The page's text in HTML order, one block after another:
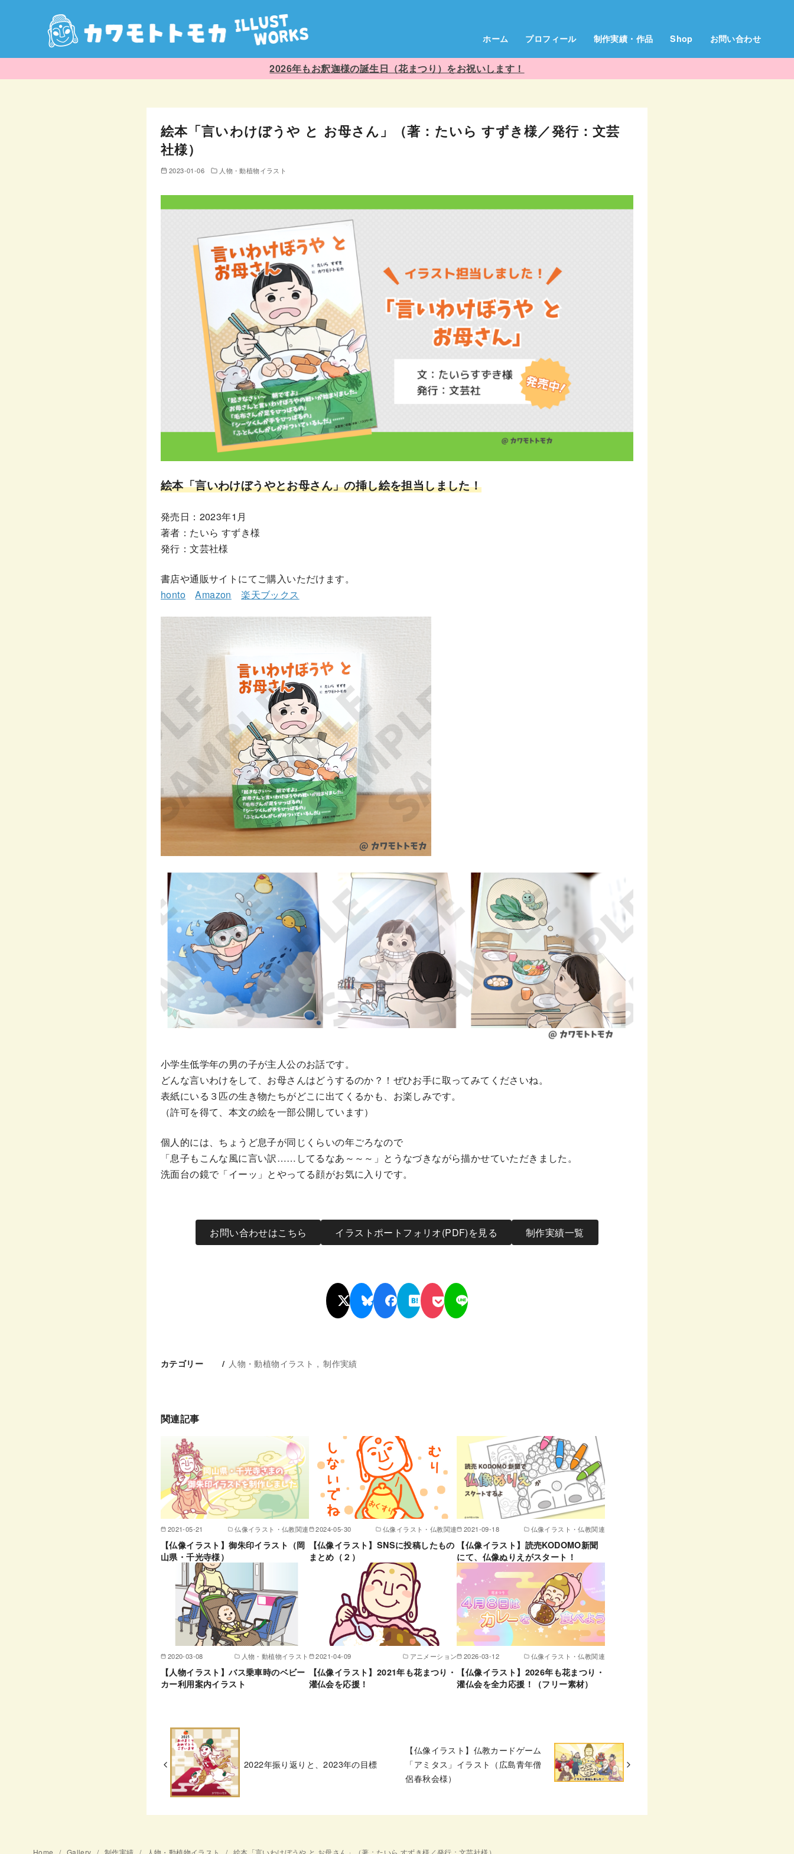
ン
ホーム プロフィール 制作実績・作品 Shop お問い合わせ
2026年もお釈迦様の誕生日（花まつり）をお祝いします！
絵本「言いわけぼうや と お母さん」（著：たいら すずき様／発行：文芸
社様）
2023-01-06 人物・動植物イラスト
絵本「言いわけぼうやとお母さん」の挿し絵を担当しました！
発売日：2023年1月
著者：たいら すずき様
発行：文芸社様
書店や通販サイトにてご購入いただけます。
honto
Amazon 楽天ブックス
小学生低学年の男の子が主人公のお話です。
どんな言いわけをして、お母さんはどうするのか？！ぜひお手に取ってみてくださいね。
表紙にいる３匹の生き物たちがどこに出てくるかも、お楽しみです。
（許可を得て、本文の絵を一部公開しています）
個人的には、ちょうど息子が同じくらいの年ごろなので
「息子もこんな風に言い訳……してるなあ～～～」とうなづきながら描かせていただきました。
洗面台の鏡で「イーッ」とやってる顔がお気に入りです。
お問い合わせはこちら イラストポートフォリオ(PDF)を見る 制作実績一覧
カテゴリー 人物・動植物イラスト 制作実績
関連記事
2021-05-21 仏像イラスト・仏教関連
【仏像イラスト】御朱印イラスト（岡
山県・千光寺様）
2024-05-30 仏像イラスト・仏教関連
【仏像イラスト】SNSに投稿したもの
まとめ（２）
2021-09-18 仏像イラスト・仏教関連
【仏像イラスト】読売KODOMO新聞
にて、仏像ぬりえがスタート！
2020-03-08 人物・動植物イラスト
【人物イラスト】バス乗車時のベビー
カー利用案内イラスト
2021-04-09 アニメーション
【仏像イラスト】2021年も花まつり・
灌仏会を応援！
2026-03-12 仏像イラスト・仏教関連
【仏像イラスト】2026年も花まつり・
灌仏会を全力応援！（フリー素材）
2022年振り返りと、2023年の目標
【仏像イラスト】仏教カードゲーム
「アミタス」イラスト（広島青年僧
侶春秋会様）
Home Gallery 制作実績 人物・動植物イラスト 絵本「言いわけぼうや と お母さん」（著：たいら すずき様／発行：文芸社様）